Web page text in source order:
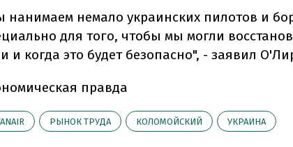
нанимаем немало украинских пилотов и
для того, чтобы мы могли
и когда это будет безопасно", - заявил
правда
РЫНОК ТРУДА КОЛОМОЙСКИЙ УКРАИНА